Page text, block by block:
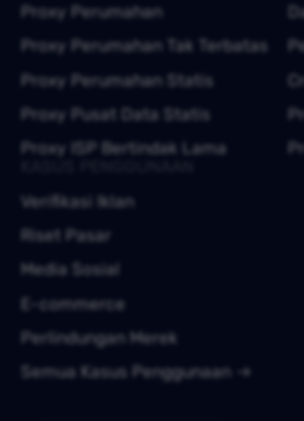
Proxy Perumahan
Proxy Perumahan Tak Terbatas
Proxy Perumahan Statis
Proxy Pusat Data Statis
Proxy ISP Bertindak Lama
Verifikasi Iklan
Riset Pasar
Media Sosial
E-commerce
Perlindungan Merek
Semua Kasus Penggunaan